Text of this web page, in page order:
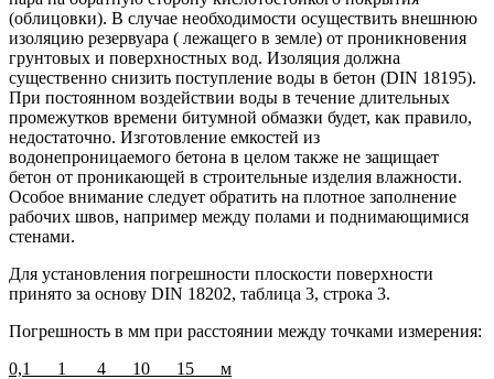
(облицовки). В случае необходимости осуществить внешнюю
изоляцию резервуара ( лежащего в земле) от проникновения
грунтовых и поверхностных вод. Изоляция должна
существенно снизить поступление воды в бетон (DIN 18195).
При постоянном воздействии воды в течение длительных
промежутков времени битумной обмазки будет, как правило,
недостаточно. Изготовление емкостей из
водонепроницаемого бетона в целом также не защищает
бетон от проникающей в строительные изделия влажности.
Особое внимание следует обратить на плотное заполнение
рабочих швов, например между полами и поднимающимися
стенами.
Для установления погрешности плоскости поверхности
принято за основу DIN 18202, таблица 3, строка 3.
Погрешность в мм при расстоянии между точками измерения:
0,1 1 4 10 15 м